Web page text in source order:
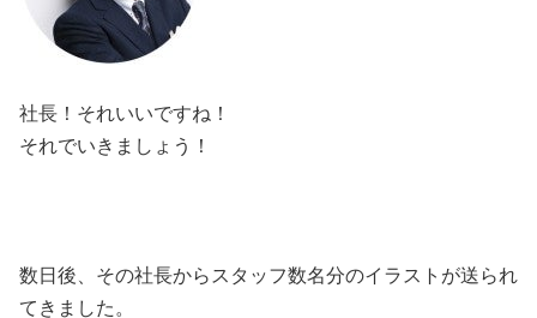
社長！それいいですね！
それでいきましょう！
数日後、その社長からスタッフ数名分のイラストが送られ
てきました。